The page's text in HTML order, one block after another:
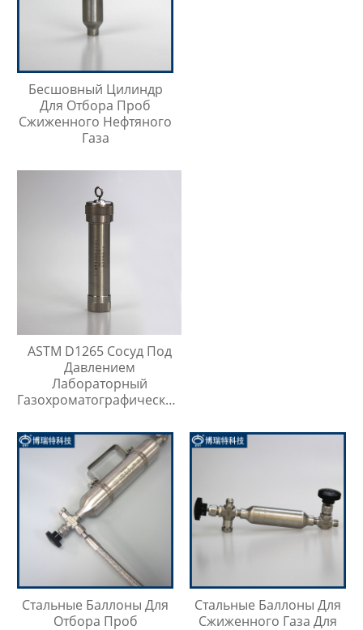
Бесшовный Цилиндр
Для Отбора Проб
Сжиженного Нефтяного
Газа
ASTM D1265 Сосуд Под
Давлением
Лабораторный
Газохроматографический
Стальные Баллоны Для
Отбора Проб
Стальные Баллоны Для
Сжиженного Газа Для